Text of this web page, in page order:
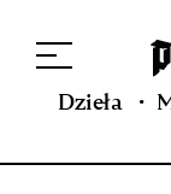
projekcie
Repozytorium XIX
Dzieła